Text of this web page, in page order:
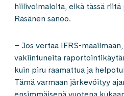
hiilivoimaloita, eikä tässä riitä
Räsänen sanoo.
– Jos vertaa IFRS-
vakiintuneita
kuin piru raamattua ja
Tämä varmaan järkevöityy